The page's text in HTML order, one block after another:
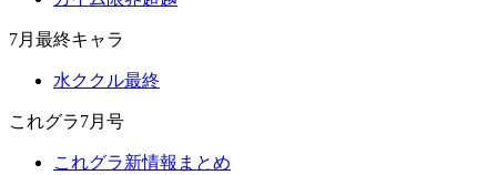
7月最終キャラ
水ククル最終
これグラ7月号
これグラ新情報まとめ